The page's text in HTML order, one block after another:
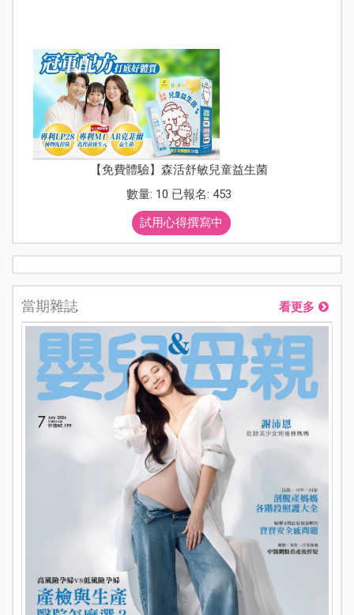
【免費體驗】森活舒敏兒童益生菌
數量: 10 已報名: 453
試用心得撰寫中
當期雜誌 看更多